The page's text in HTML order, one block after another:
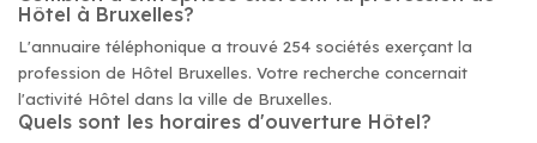
Hôtel à Bruxelles?
L'annuaire téléphonique a trouvé 254 sociétés exerçant la
profession de Hôtel Bruxelles. Votre recherche concernait
l'activité Hôtel dans la ville de Bruxelles.
Quels sont les horaires d'ouverture Hôtel?